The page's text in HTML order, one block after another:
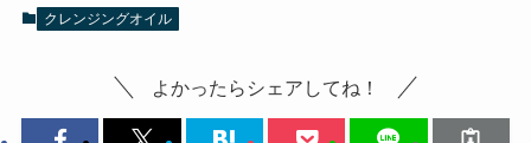
クレンジングオイル
よかったらシェアしてね！